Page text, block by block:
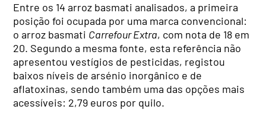
Entre os 14 arroz basmati analisados, a primeira
posição foi ocupada por uma marca convencional:
o arroz basmati Carrefour Extra, com nota de 18 em
20. Segundo a mesma fonte, esta referência não
apresentou vestígios de pesticidas, registou
baixos níveis de arsénio inorgânico e de
aflatoxinas, sendo também uma das opções mais
acessíveis: 2,79 euros por quilo.